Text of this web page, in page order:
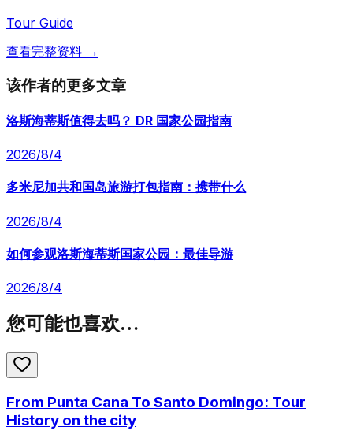
Tour Guide
查看完整资料 →
该作者的更多文章
洛斯海蒂斯值得去吗？ DR 国家公园指南
2026/8/4
多米尼加共和国岛旅游打包指南：携带什么
2026/8/4
如何参观洛斯海蒂斯国家公园：最佳导游
2026/8/4
您可能也喜欢…
From Punta Cana To Santo Domingo: Tour
History on the city